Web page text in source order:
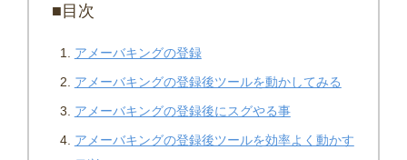
■目次
アメーバキングの登録
アメーバキングの登録後ツールを動かしてみる
アメーバキングの登録後にスグやる事
アメーバキングの登録後ツールを効率よく動かす